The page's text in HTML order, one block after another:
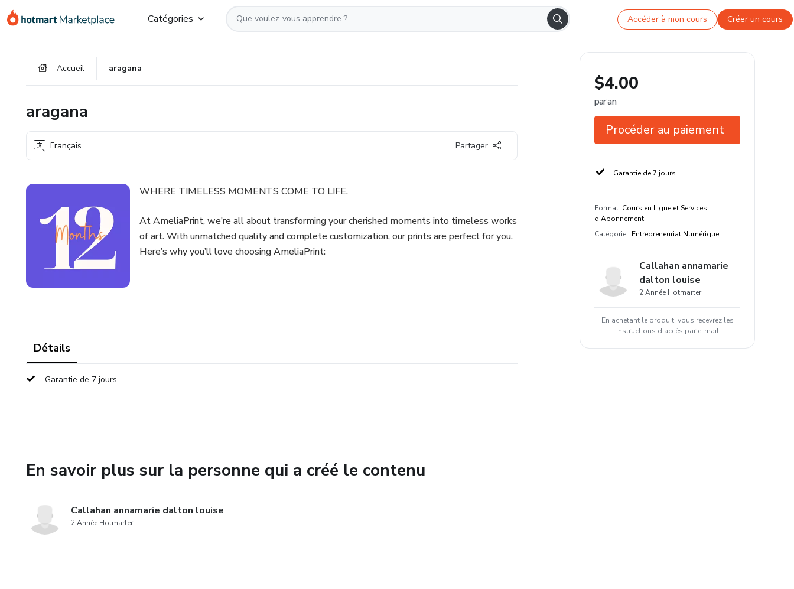
Aller
vers
Procéder
Aller
vers
Catégories Accéder à mon cours Créer un cours
Accueil aragana
aragana
Français Partager
WHERE TIMELESS MOMENTS COME TO LIFE.
At AmeliaPrint, we’re all about transforming your cherished moments into timeless works
of art. With unmatched quality and complete customization, our prints are perfect for you.
Here’s why you’ll love choosing AmeliaPrint:
Détails
Garantie de 7 jours
En savoir plus sur la personne qui a créé le contenu
Callahan annamarie dalton louise
2 Année Hotmarter
$4.00
par an
Procéder au paiement
Garantie de 7 jours
Format: Cours en Ligne et Services
d'Abonnement
Catégorie : Entrepreneuriat Numérique
Callahan annamarie
dalton louise
2 Année Hotmarter
En achetant le produit, vous recevrez les
instructions d'accès par e-mail